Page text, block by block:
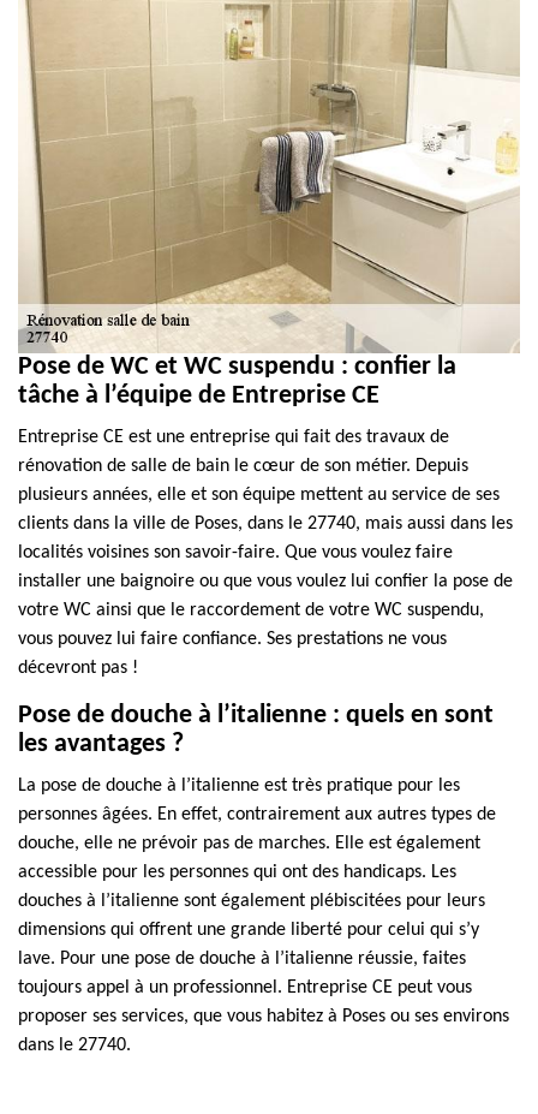
Pose de WC et WC suspendu : confier la
tâche à l’équipe de Entreprise CE
Entreprise CE est une entreprise qui fait des travaux de
rénovation de salle de bain le cœur de son métier. Depuis
plusieurs années, elle et son équipe mettent au service de ses
clients dans la ville de Poses, dans le 27740, mais aussi dans les
localités voisines son savoir-faire. Que vous voulez faire
installer une baignoire ou que vous voulez lui confier la pose de
votre WC ainsi que le raccordement de votre WC suspendu,
vous pouvez lui faire confiance. Ses prestations ne vous
décevront pas !
Pose de douche à l’italienne : quels en sont
les avantages ?
La pose de douche à l’italienne est très pratique pour les
personnes âgées. En effet, contrairement aux autres types de
douche, elle ne prévoir pas de marches. Elle est également
accessible pour les personnes qui ont des handicaps. Les
douches à l’italienne sont également plébiscitées pour leurs
dimensions qui offrent une grande liberté pour celui qui s’y
lave. Pour une pose de douche à l’italienne réussie, faites
toujours appel à un professionnel. Entreprise CE peut vous
proposer ses services, que vous habitez à Poses ou ses environs
dans le 27740.